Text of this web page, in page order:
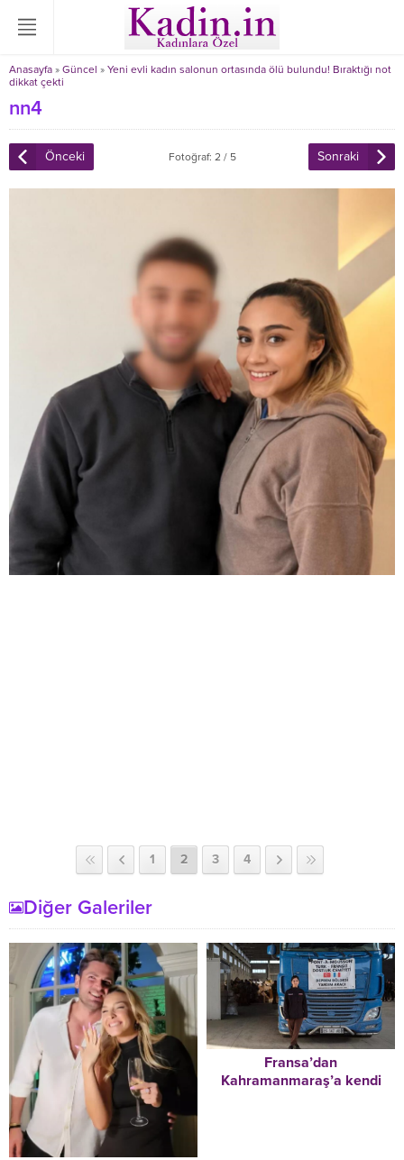
Anasayfa » Güncel » Yeni evli kadın salonun ortasında ölü bulundu! Bıraktığı not
dikkat çekti
nn4
Önceki Fotoğraf: 2 / 5 Sonraki
1 2 3 4
Diğer Galeriler
Fransa’dan
Kahramanmaraş’a kendi